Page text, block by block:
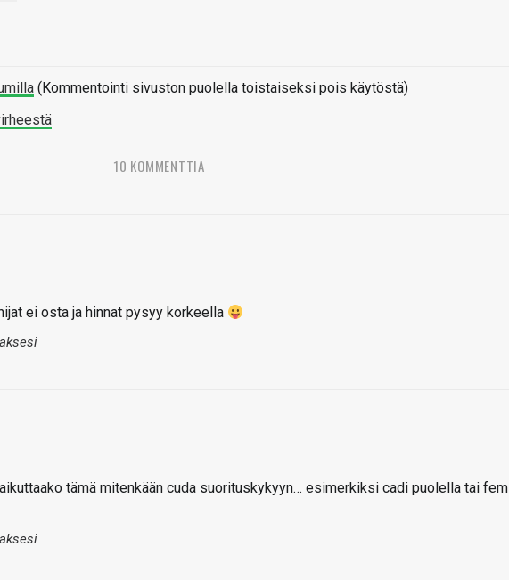
(Kommentointi sivuston puolella toistaiseksi pois käytöstä)
10 KOMMENTTIA
ei osta ja hinnat pysyy korkeella
tämä mitenkään cuda suorituskykyyn… esimerkiksi cadi puolella tai fem